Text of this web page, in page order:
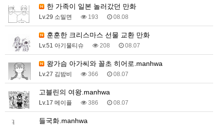
한 가족이 일본 놀러갔던 만화
Lv.29 소밀면 193 08.08
훈훈한 크리스마스 선물 교환 만화
Lv.51 아기물티슈 208 08.07
왕가슴 아가씨와 꼴초 히어로.manhwa
Lv.27 김밤비 366 08.07
고블린의 여왕.manhwa
Lv.17 메이플 386 08.07
들국화.manhwa